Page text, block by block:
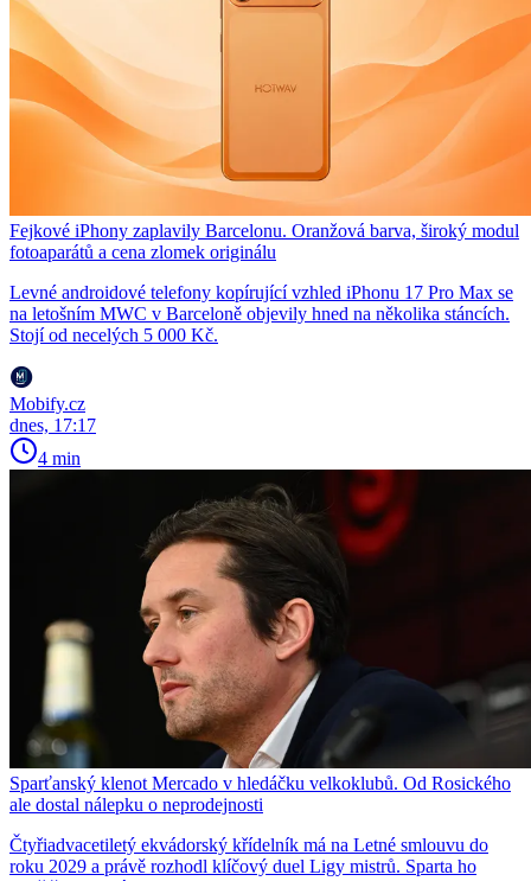
Fejkové iPhony zaplavily Barcelonu. Oranžová barva, široký modul
fotoaparátů a cena zlomek originálu
Levné androidové telefony kopírující vzhled iPhonu 17 Pro Max se
na letošním MWC v Barceloně objevily hned na několika stáncích.
Stojí od necelých 5 000 Kč.
Mobify.cz
dnes, 17:17
4 min
Sparťanský klenot Mercado v hledáčku velkoklubů. Od Rosického
ale dostal nálepku o neprodejnosti
Čtyřiadvacetiletý ekvádorský křídelník má na Letné smlouvu do
roku 2029 a právě rozhodl klíčový duel Ligy mistrů. Sparta ho